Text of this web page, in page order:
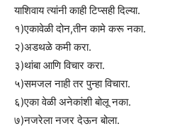
याशिवाय त्यांनीकाही टिप्सही दिल्या.
१)एकावेळी दोन,तीन कामे करू नका.
२)अडथळे कमी करा.
३)थांबा आणि विचार करा.
५)समजल नाही तर पुन्हा विचारा.
६)एका वेळी अनेकांशी बोलू नका.
७)नजरेला नजर देऊन बोला.